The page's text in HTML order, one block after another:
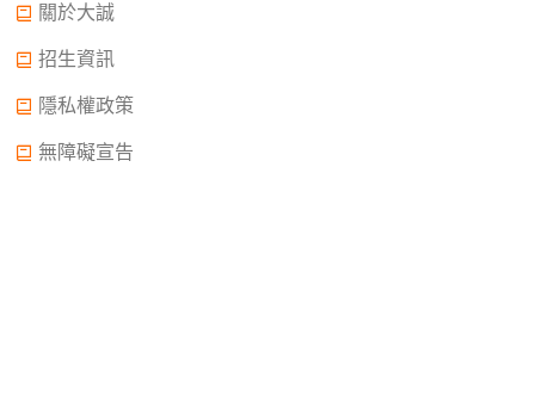
關於大誠
招生資訊
隱私權政策
無障礙宣告